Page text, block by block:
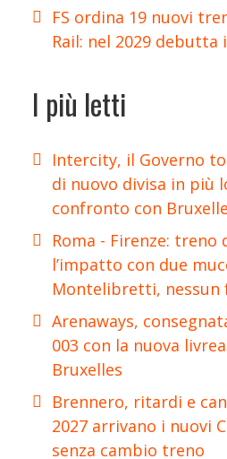
FS ordina 19 nuovi
Rail: nel 2029 debutta
I più letti
Intercity, il Governo
di nuovo divisa in più
confronto con
Roma - Firenze: treno
l’impatto con due
Montelibretti, nessun
Arenaways,
003 con la nuova
Bruxelles
Brennero, ritardi e
2027 arrivano i nuovi
senza cambio treno